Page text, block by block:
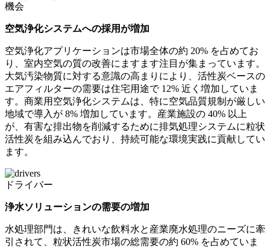
機会
空気浄化システムへの採用が増加
空気浄化アプリケーションは市場全体の約 20% を占めてお
り、室内空気の質の改善にますます注目が集まっています。
大気汚染物質に対する意識の高まりにより、活性炭ベースの
エアフィルターの需要は住宅用途で 12% 近く増加していま
す。商業用空気浄化システムは、特に空気品質規制が厳しい
地域で導入が 8% 増加しています。産業施設の 40% 以上
が、有害な排出物を削減するために排気処理システムに粒状
活性炭を組み込んでおり、持続可能な環境実践に貢献してい
ます。
ドライバー
浄水ソリューションの需要の増加
水処理部門は、きれいな飲料水と産業廃水処理のニーズに牽
引されて、粒状活性炭市場の総需要の約 60% を占めていま